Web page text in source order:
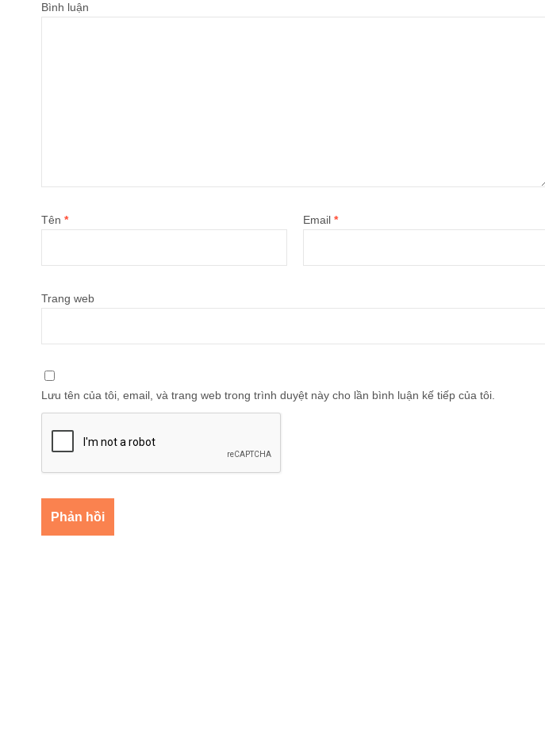
Bình luận
Tên * Email *
Trang web
Lưu tên của tôi, email, và trang web trong trình duyệt này cho lần bình luận kế tiếp của tôi.